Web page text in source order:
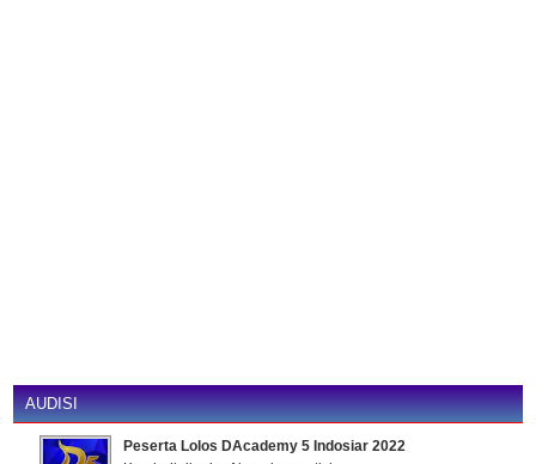
AUDISI
Peserta Lolos DAcademy 5 Indosiar 2022